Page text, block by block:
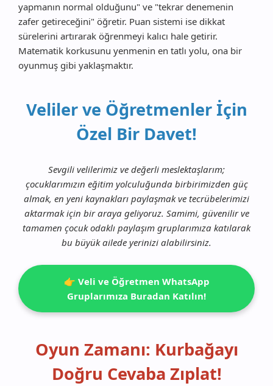
yapmanın normal olduğunu" ve "tekrar denemenin
zafer getireceğini" öğretir. Puan sistemi ise dikkat
sürelerini artırarak öğrenmeyi kalıcı hale getirir.
Matematik korkusunu yenmenin en tatlı yolu, ona bir
oyunmuş gibi yaklaşmaktır.
Veliler ve Öğretmenler İçin
Özel Bir Davet!
Sevgili velilerimiz ve değerli meslektaşlarım;
çocuklarımızın eğitim yolculuğunda birbirimizden güç
almak, en yeni kaynakları paylaşmak ve tecrübelerimizi
aktarmak için bir araya geliyoruz. Samimi, güvenilir ve
tamamen çocuk odaklı paylaşım gruplarımıza katılarak
bu büyük ailede yerinizi alabilirsiniz.
👉 Veli ve Öğretmen WhatsApp
Gruplarımıza Buradan Katılın!
Oyun Zamanı: Kurbağayı
Doğru Cevaba Zıplat!